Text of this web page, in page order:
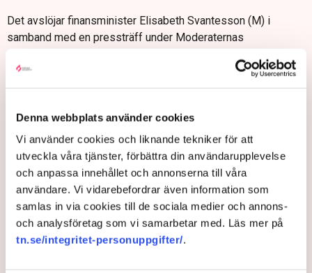
Denna webbplats använder cookies
Vi använder cookies och liknande tekniker för att
utveckla våra tjänster, förbättra din användarupplevelse
och anpassa innehållet och annonserna till våra
användare. Vi vidarebefordrar även information som
samlas in via cookies till de sociala medier och annons-
och analysföretag som vi samarbetar med. Läs mer på
tn.se/integritet-personuppgifter/.
Det avslöjar finansminister Elisabeth Svantesson (M) i
samband med en pressträff under Moderaternas
Hon vill dock inte säga något mer konkret om vad de 11,5
miljarderna ska användas till. Det kommer senare.
– Jag kommer inte att berätta om innehållet (nu), säger
Svantesson som ägnade talet till partikamraterna före
pressträffen åt att lyfta fram försvaret som prioriterat
område.
Vårändringsbudgeten läggs fram samtidigt som
vårpropositionen och presenteras den 15 april. Den gäller
ändringar och förslag i innevarande års budget, det vill säga
budgeten för 2025.